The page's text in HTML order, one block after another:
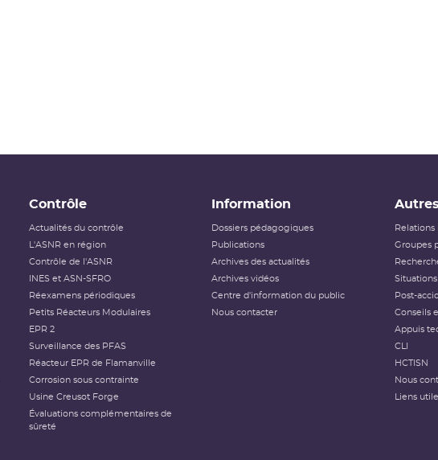
Contrôle
Actualités du contrôle
L'ASNR en région
Contrôle de l'ASNR
INES et ASN-SFRO
Réexamens périodiques
Petits Réacteurs Modulaires
EPR 2
Surveillance des PFAS
Réacteur EPR de Flamanville
Corrosion sous contrainte
Usine Creusot Forge
Évaluations complémentaires de
sûreté
Information
Dossiers pédagogiques
Publications
Archives des actualités
Archives vidéos
Centre d'information du public
Nous contacter
Groupes
Post-
Conseils
Appuis
CLI
HCTISN
Nous
Liens